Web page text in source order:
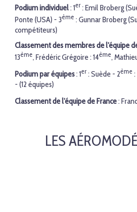
Podium individuel: 1er: Emil Broberg
Ponte (USA) - 3ème : Gunnar Broberg
compétiteurs)
Classement des membres de l'équipe
13ème, Frédéric Grégoire : 14ème,
Podium par équipes: 1er: Suède - 2ème
- (12 équipes)
Classement de l'équipe de France:
LES